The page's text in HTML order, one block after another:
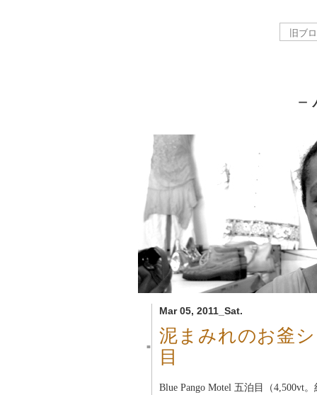
Mar 05, 2011_Sat.
■
泥まみれのお釜
目
Blue Pango Motel 五泊目（4,500vt。